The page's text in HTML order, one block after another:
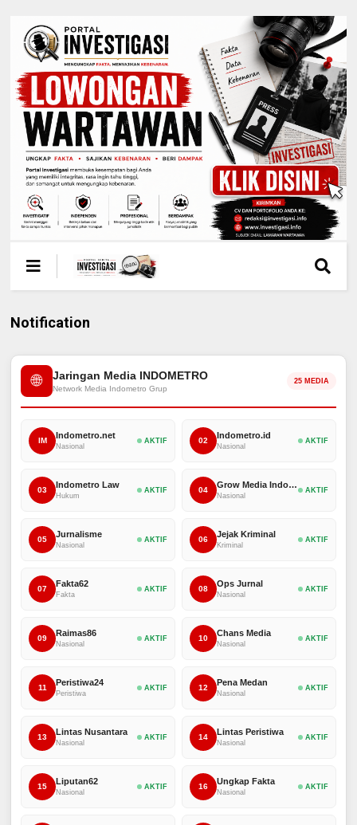
Notification
🌐 Jaringan Media INDOMETRO
Network Media Indometro Grup
25 MEDIA
IM
Indometro.net
Nasional
AKTIF 02
Indometro.id
Nasional
AKTIF
03
Indometro Law
Hukum
AKTIF 04
Grow Media Indonesia
Nasional
AKTIF
05
Jurnalisme
Nasional
AKTIF 06
Jejak Kriminal
Kriminal
AKTIF
07
Fakta62
Fakta
AKTIF 08
Ops Jurnal
Nasional
AKTIF
09
Raimas86
Nasional
AKTIF 10
Chans Media
Nasional
AKTIF
11
Peristiwa24
Peristiwa
AKTIF 12
Pena Medan
Nasional
AKTIF
13
Lintas Nusantara
Nasional
AKTIF 14
Lintas Peristiwa
Nasional
AKTIF
15
Liputan62
Nasional
AKTIF 16
Ungkap Fakta
Nasional
AKTIF